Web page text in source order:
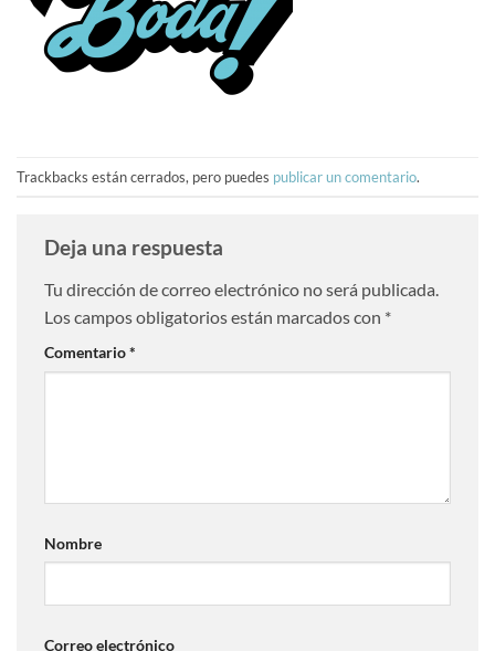
Trackbacks están cerrados, pero puedes publicar un comentario.
Deja una respuesta
Tu dirección de correo electrónico no será publicada.
Los campos obligatorios están marcados con *
Comentario*
Nombre
Correo electrónico